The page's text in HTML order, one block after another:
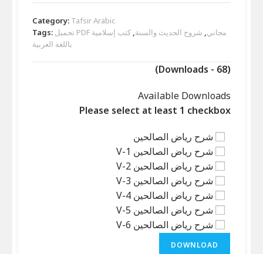
Category: Tafsir Arabic
Tags:
تحميل PDF مجاني, شروح الحديث والسنة, كتب إسلامية
باللغة العربية
(Downloads - 68)
Available Downloads
Please select at least 1 checkbox
شرح رياض الصالحين
شرح رياض الصالحين V-1
شرح رياض الصالحين V-2
شرح رياض الصالحين V-3
شرح رياض الصالحين V-4
شرح رياض الصالحين V-5
شرح رياض الصالحين V-6
DOWNLOAD